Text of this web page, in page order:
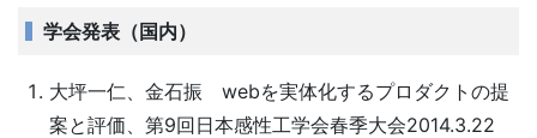
学会発表（国内）
大坪一仁、金石振 webを実体化するプロダクトの提
案と評価、第9回日本感性工学会春季大会2014.3.22